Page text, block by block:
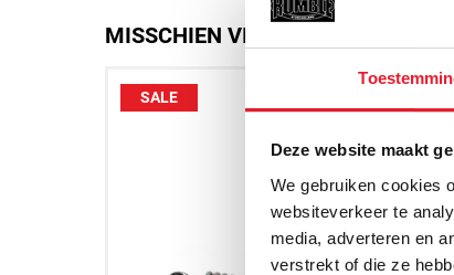
Deze website maakt
We gebruiken cookies
websiteverkeer te
media, adverteren en
verstrekt of die ze
MISSCHIEN VIND JE DIT OOK LEUK
SALE